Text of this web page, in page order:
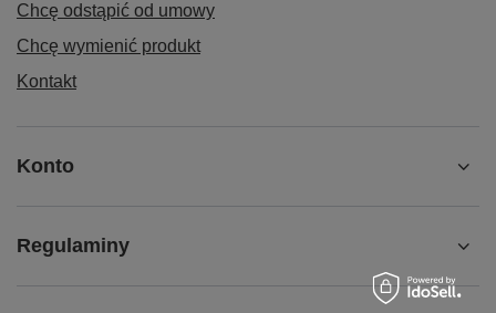
Chcę odstąpić od umowy
Chcę wymienić produkt
Kontakt
Konto
Regulaminy